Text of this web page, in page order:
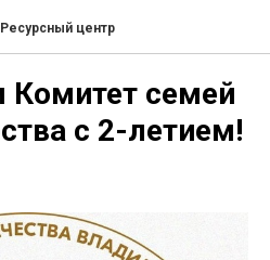
центр
Комитет семей
с 2-летием!